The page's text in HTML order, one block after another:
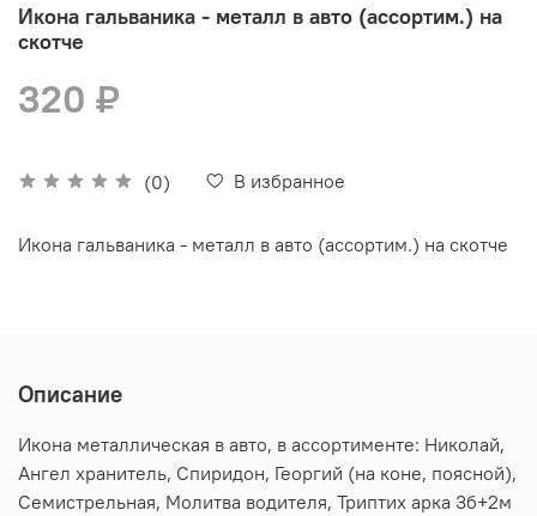
Икона гальваника - металл в авто (ассортим.) на
скотче
(0) В избранное
320 ₽
Икона гальваника - металл в авто (ассортим.) на скотче
Описание
Икона металлическая в авто, в ассортименте: Николай,
Ангел хранитель, Спиридон, Георгий (на коне, поясной),
Семистрельная, Молитва водителя, Триптих арка 3б+2м